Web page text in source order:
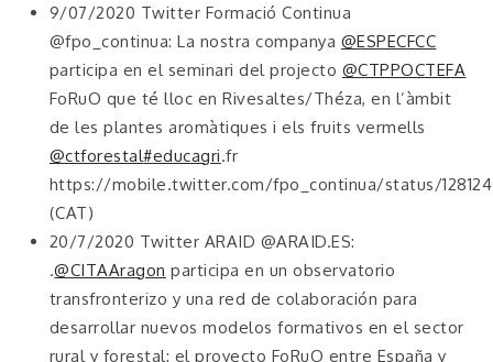
9/07/2020 Twitter Formació Continua
@fpo_continua: La nostra companya @ESPECFCC
participa en el seminari del projecto @CTPPOCTEFA
FoRuO que té lloc en Rivesaltes/Théza, en l’àmbit
de les plantes aromàtiques i els fruits vermells
@ctforestal#educagri.fr
https://mobile.twitter.com/fpo_continua/status/
(CAT)
20/7/2020 Twitter ARAID @ARAID.ES:
.@CITAAragon participa en un observatorio
transfronterizo y una red de colaboración para
desarrollar nuevos modelos formativos en el sector
rural y forestal: el proyecto FoRuO entre España y